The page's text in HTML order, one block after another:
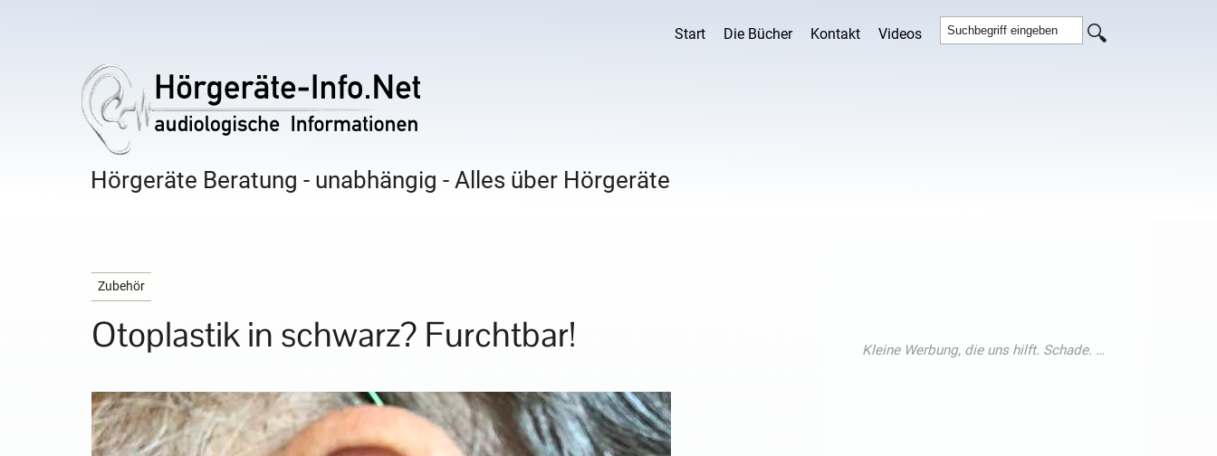
Start Die Bücher Kontakt Videos
Hörgeräte Beratung - unabhängig - Alles über Hörgeräte
Zubehör
Otoplastik in schwarz? Furchtbar!